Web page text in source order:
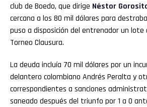
club de Boedo, que dirige Néstor
cercana a los 80 mil dólares para
puso a disposición del entrenador un
Torneo Clausura.
La deuda incluía 70 mil dólares por un
delantero colombiano Andrés Peralta y
correspondientes a sanciones
saneado después del triunfo por 1 a 0